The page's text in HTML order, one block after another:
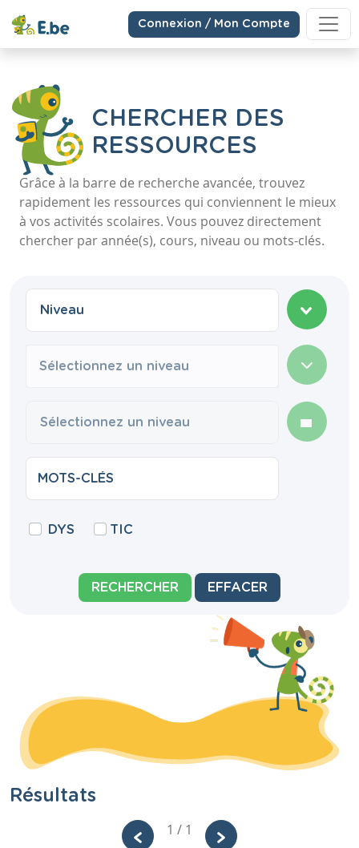
Connexion / Mon Compte
CHERCHER DES
RESSOURCES
Grâce à la barre de recherche avancée, trouvez
rapidement les ressources qui conviennent le mieux
à vos activités scolaires. Vous pouvez directement
chercher par année(s), cours, niveau ou mots-clés.
Sélectionnez un niveau
DYS TIC
RECHERCHER EFFACER
Résultats
1 / 1